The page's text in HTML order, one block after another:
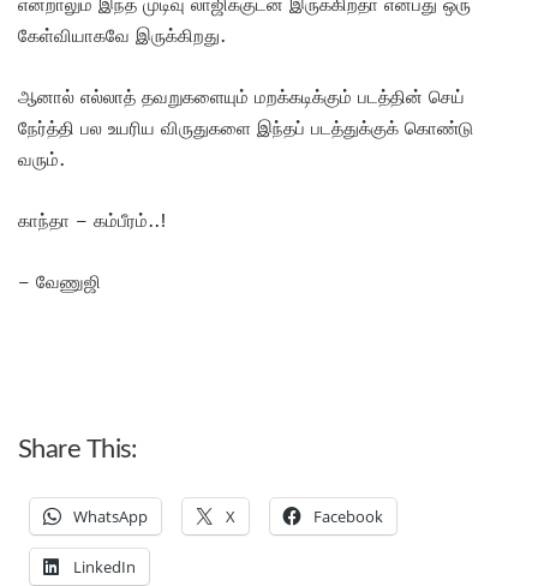
கேள்வியாகவே இருக்கிறது.
ஆனால் எல்லாத் தவறுகளையும் மறக்கடிக்கும் படத்தின் செய்
நேர்த்தி பல உயரிய விருதுகளை இந்தப் படத்துக்குக் கொண்டு
வரும்.
காந்தா – கம்பீரம்..!
– வேணுஜி
Share This:
WhatsApp X Facebook
LinkedIn